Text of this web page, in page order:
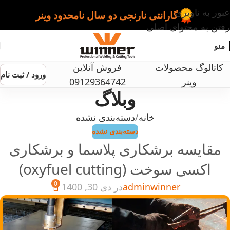
عبور به ناوبری
رفتن به محتوای اصلی
گارانتی نارنجی دو سال نامحدود وینر
منو
کاتالوگ محصولات
وینر
فروش آنلاین
09129364742
ورود / ثبت نام
وبلاگ
خانه دسته‌بندی نشده
دسته‌بندی نشده
مقایسه برشکاری پلاسما و برشکاری
اکسی سوخت (oxyfuel cutting)
adminwinnerدر دی 30, 1400 0